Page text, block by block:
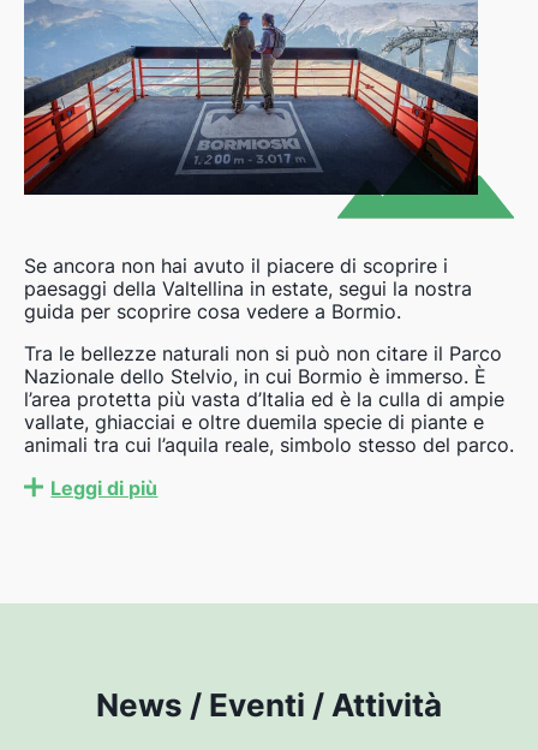
Se ancora non hai avuto il piacere di scoprire i
paesaggi della Valtellina in estate, segui la nostra
guida per scoprire cosa vedere a Bormio.
Tra le bellezze naturali non si può non citare il Parco
Nazionale dello Stelvio, in cui Bormio è immerso. È
l’area protetta più vasta d’Italia ed è la culla di ampie
vallate, ghiacciai e oltre duemila specie di piante e
animali tra cui l’aquila reale, simbolo stesso del parco.
Leggi di più
News / Eventi / Attività